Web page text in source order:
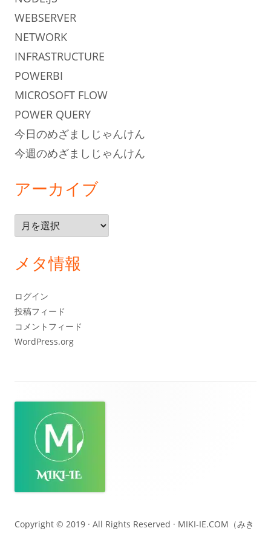
WEBSERVER
NETWORK
INFRASTRUCTURE
POWERBI
MICROSOFT FLOW
POWER QUERY
今日のめざましじゃんけん
今週のめざましじゃんけん
アーカイブ
ー
イ
メタ情報
ログイン
投稿フィード
コメントフィード
WordPress.org
テ
Copyright © 2019 · All Rights Reserved · MIKI-IE.COM（みき